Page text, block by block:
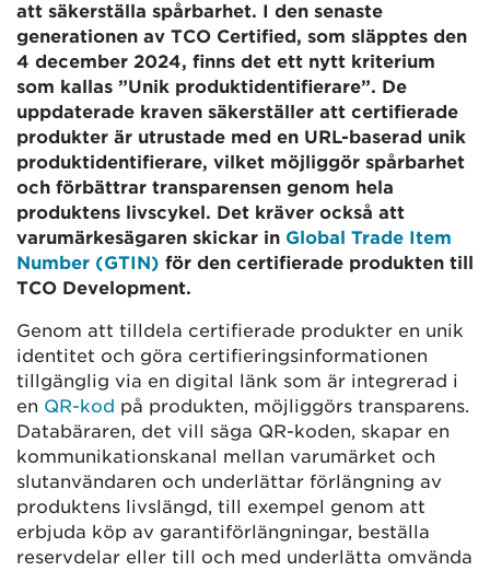
att säkerställa spårbarhet. I den senaste
generationen av TCO Certified, som släpptes den
4 december 2024, finns det ett nytt kriterium
som kallas ”Unik produktidentifierare”. De
uppdaterade kraven säkerställer att certifierade
produkter är utrustade med en URL-baserad unik
produktidentifierare, vilket möjliggör spårbarhet
och förbättrar transparensen genom hela
produktens livscykel. Det kräver också att
varumärkesägaren skickar in Global Trade Item
Number (GTIN) för den certifierade produkten till
TCO Development.
​​​Genom att tilldela certifierade produkter en unik
identitet och göra certifieringsinformationen
tillgänglig via en digital länk som är integrerad i
en QR-kod på produkten, möjliggörs transparens.
Databäraren, det vill säga QR-koden, skapar en
kommunikationskanal mellan varumärket och
slutanvändaren och underlättar förlängning av
produktens livslängd, till exempel genom att
erbjuda köp av garantiförlängningar, beställa
reservdelar eller till och med underlätta omvända